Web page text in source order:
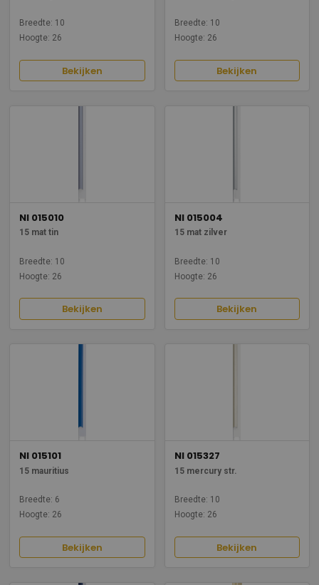
Breedte: 10
Hoogte: 26
Bekijken
Breedte: 10
Hoogte: 26
Bekijken
NI 015010
15 mat tin
Breedte: 10
Hoogte: 26
Bekijken
NI 015004
15 mat zilver
Breedte: 10
Hoogte: 26
Bekijken
NI 015101
15 mauritius
Breedte: 6
Hoogte: 26
Bekijken
NI 015327
15 mercury str.
Breedte: 10
Hoogte: 26
Bekijken